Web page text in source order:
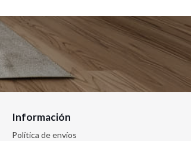
Información
Política de envíos